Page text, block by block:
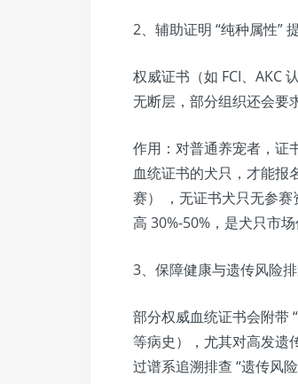
2、辅助证明 “纯种属性”
权威证书（如 FCI、AKC
无断层，部分组织还会要
作用：对普通养宠者，证
血统证书的犬只，才能报
赛） ，无证书犬只无参
高 30%-50%，是犬只市场
3、保障健康与遗传风险
部分权威血统证书会附带
等病史），尤其对高发遗
过谱系追溯排查 “遗传风险